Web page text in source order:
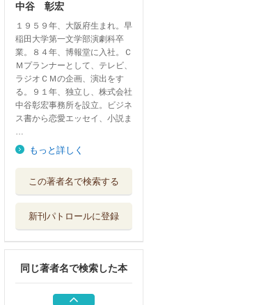
中谷 彰宏
１９５９年、大阪府生まれ。早
稲田大学第一文学部演劇科卒
業。８４年、博報堂に入社。Ｃ
Ｍプランナーとして、テレビ、
ラジオＣＭの企画、演出をす
る。９１年、独立し、株式会社
中谷彰宏事務所を設立。ビジネ
ス書から恋愛エッセイ、小説ま
…
もっと詳しく
この著者名で検索する
新刊パトロールに登録
同じ著者名で検索した本
くろうか
うまくいかなくて
あさ出版
言い換えで、人生
が変わる。
青春出版社